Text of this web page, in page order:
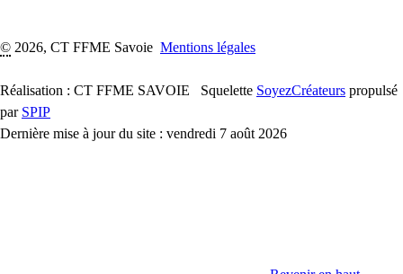
© 2026, CT FFME Savoie Mentions légales
Réalisation : CT FFME SAVOIE Squelette SoyezCréateurs propulsé
par SPIP
Dernière mise à jour du site : vendredi 7 août 2026